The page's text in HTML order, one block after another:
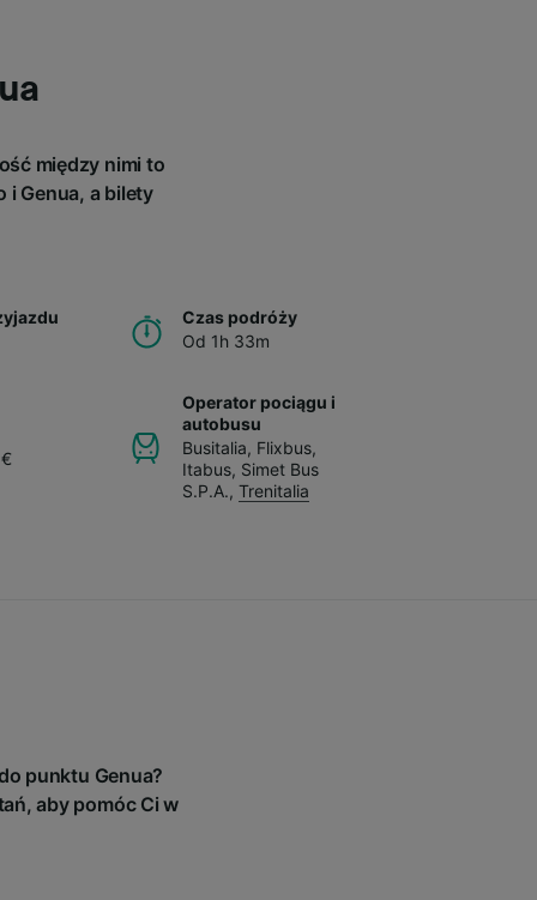
między nimi to
i Genua, a bilety
Czas podróży
Od 1h 33m
Operator pociągu i
autobusu
Busitalia, Flixbus,
Itabus, Simet Bus
S.P.A., Trenitalia
punktu Genua?
aby pomóc Ci w